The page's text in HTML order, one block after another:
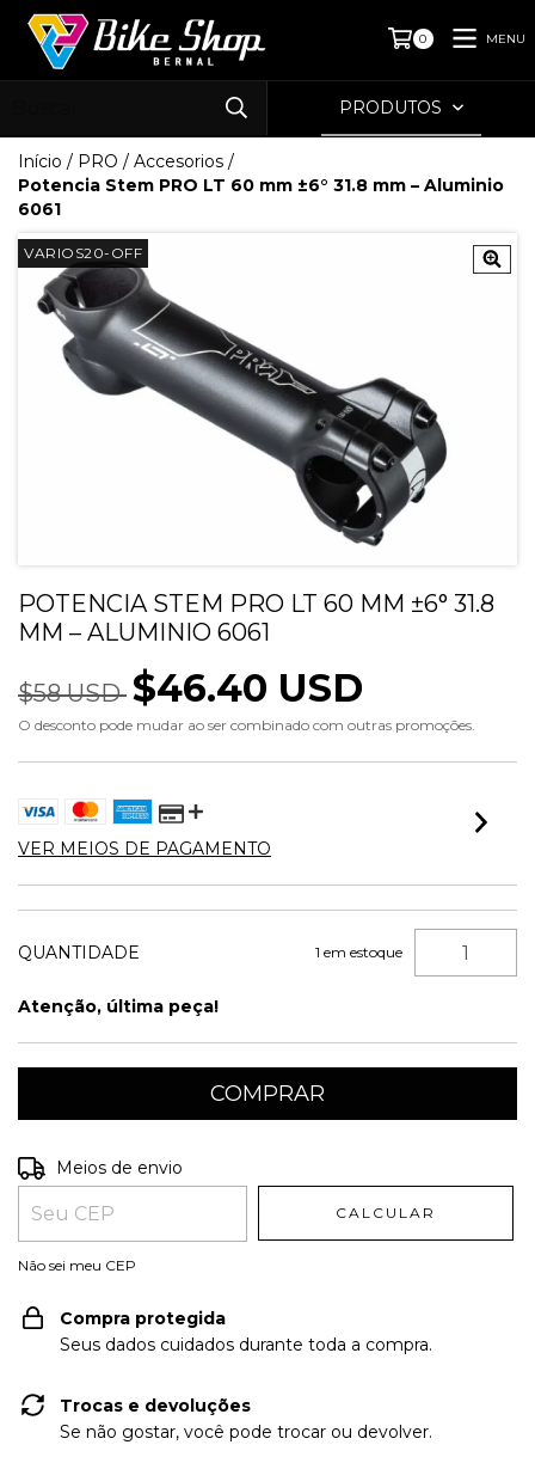
0 MENU
PRODUTOS
Início / PRO / Accesorios /
Potencia Stem PRO LT 60 mm ±6° 31.8 mm – Aluminio
6061
VARIOS20-OFF
POTENCIA STEM PRO LT 60 MM ±6° 31.8
MM – ALUMINIO 6061
$58 USD $46.40 USD
O desconto pode mudar ao ser combinado com outras promoções.
VER MEIOS DE PAGAMENTO
QUANTIDADE 1 em estoque
Atenção, última peça!
Entregas para o CEP:
Meios de envio
CALCULAR
Não sei meu CEP
Compra protegida
Seus dados cuidados durante toda a compra.
Trocas e devoluções
Se não gostar, você pode trocar ou devolver.